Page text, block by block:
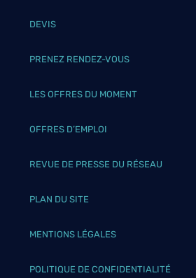
DEVIS
PRENEZ RENDEZ-VOUS
LES OFFRES DU MOMENT
OFFRES D’EMPLOI
REVUE DE PRESSE DU RÉSEAU
PLAN DU SITE
MENTIONS LÉGALES
POLITIQUE DE CONFIDENTIALITÉ